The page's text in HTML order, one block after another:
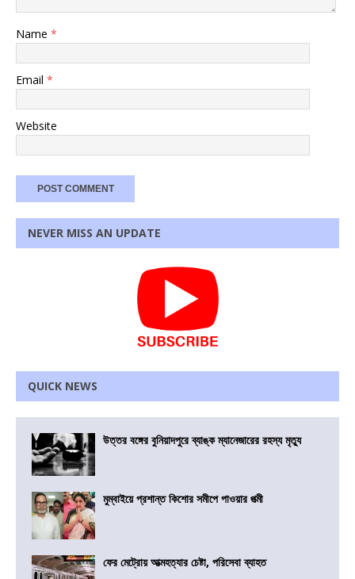
Name *
Email *
Website
NEVER MISS AN UPDATE
QUICK NEWS
উত্তর বঙ্গের বুনিয়াদপুরে ব্যাঙ্ক ম্যানেজারের রহস্য মৃত্যু
মুম্বাইয়ে প্রশান্ত কিশোর সমীপে পাওয়ার পত্মী
ফের মেট্রোয় আত্মহত্যার চেষ্টা, পরিসেবা ব্যাহত